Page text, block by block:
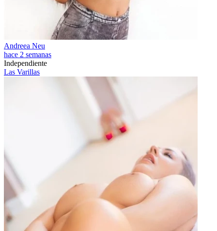
Andreea Neu
hace 2 semanas
Independiente
Las Varillas